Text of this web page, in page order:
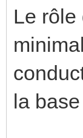
Le rôle
la